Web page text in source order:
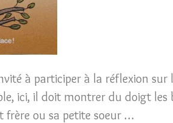
à participer à la réflexion sur
ici, il doit montrer du doigt les
frère ou sa petite soeur …